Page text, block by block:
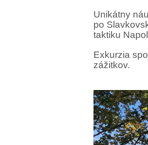
Unikátny
po
taktiku
Exkurzia
zážitkov.